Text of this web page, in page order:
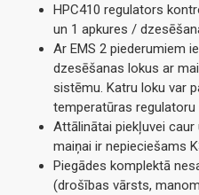
HPC410 regulators
un 1 apkures /
Ar EMS 2 piederumiem
dzesēšanas lokus ar
sistēmu. Katru loku var
temperatūras regulatoru
Attālinātai piekļuvei
maiņai ir nepieciešams
Piegādes komplektā
(drošības vārsts,